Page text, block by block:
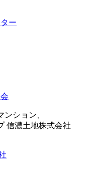
ション、
信濃土地株式会社